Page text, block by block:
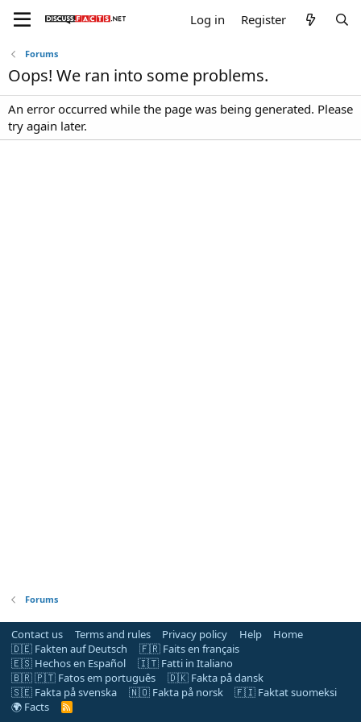
Log in Register
Forums
Oops! We ran into some problems.
An error occurred while the page was being generated. Please
try again later.
Forums
Contact us Terms and rules Privacy policy Help
Home
🇩🇪 Fakten auf Deutsch
🇫🇷 Faits en français
🇪🇸 Hechos en Español
🇮🇹 Fatti in Italiano
🇧🇷 🇵🇹 Fatos em português
🇩🇰 Fakta på dansk
🇸🇪 Fakta på svenska
🇳🇴 Fakta på norsk
🇫🇮 Faktat suomeksi
🌍 Facts
R